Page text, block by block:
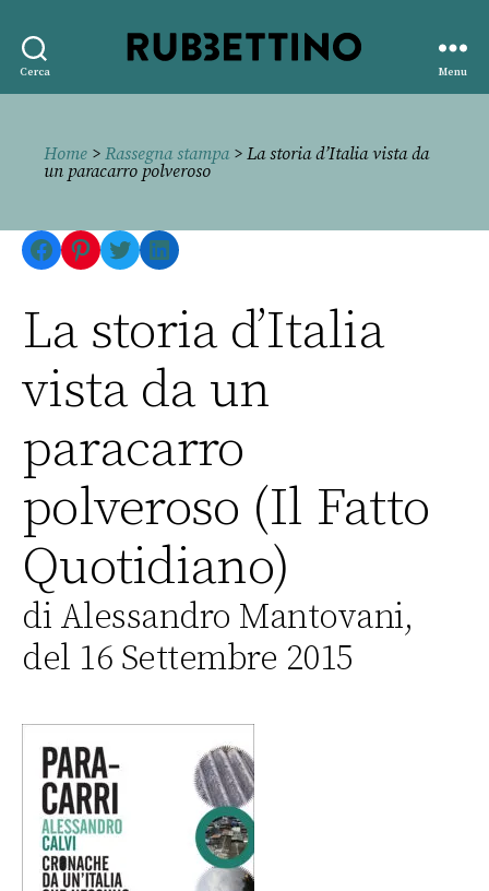
Cerca
editore
Menu
Home > Rassegna stampa> La storia d’Italia vista da
un paracarro polveroso
Facebook
Pinterest
TwitterLinkedIn
La storia d’Italia
vista da un
paracarro
polveroso (Il Fatto
Quotidiano)
di Alessandro Mantovani,
del 16 Settembre 2015